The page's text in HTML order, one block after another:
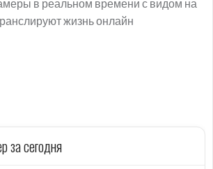
в реальном времени с видом на
жизнь онлайн
за сегодня